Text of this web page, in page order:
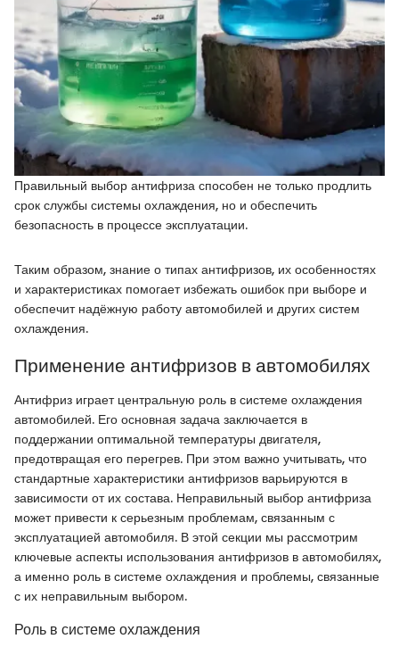
Правильный выбор антифриза способен не только продлить
срок службы системы охлаждения, но и обеспечить
безопасность в процессе эксплуатации.
Таким образом, знание о типах антифризов, их особенностях
и характеристиках помогает избежать ошибок при выборе и
обеспечит надёжную работу автомобилей и других систем
охлаждения.
Применение антифризов в автомобилях
Антифриз играет центральную роль в системе охлаждения
автомобилей. Его основная задача заключается в
поддержании оптимальной температуры двигателя,
предотвращая его перегрев. При этом важно учитывать, что
стандартные характеристики антифризов варьируются в
зависимости от их состава. Неправильный выбор антифриза
может привести к серьезным проблемам, связанным с
эксплуатацией автомобиля. В этой секции мы рассмотрим
ключевые аспекты использования антифризов в автомобилях,
а именно роль в системе охлаждения и проблемы, связанные
с их неправильным выбором.
Роль в системе охлаждения